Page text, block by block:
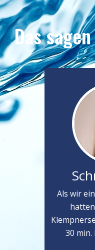
Das
Als wir
30 min.